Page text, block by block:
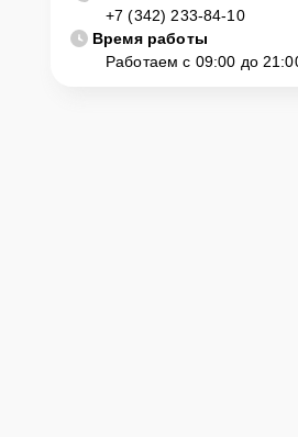
диагностику и ремонт. Для этого нужно
горячей линии или оставить заявку,
подъехать по адресу: г. Пермь, ул.
+7 (342) 233-84-10
Время работы
Работаем с 09:00 до